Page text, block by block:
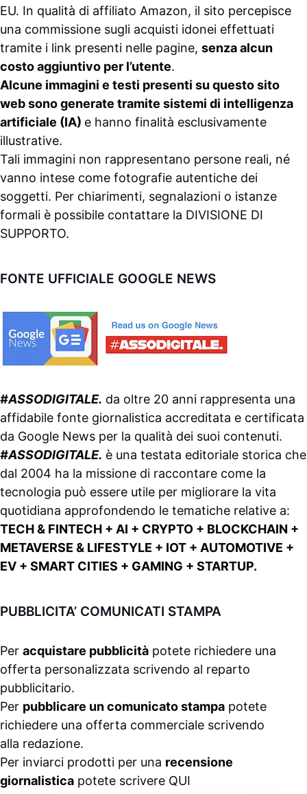
EU. In qualità di affiliato Amazon, il sito percepisce
una commissione sugli acquisti idonei effettuati
tramite i link presenti nelle pagine, senza alcun
costo aggiuntivo per l’utente.
Alcune immagini e testi presenti su questo sito
web sono generate tramite sistemi di intelligenza
artificiale (IA) e hanno finalità esclusivamente
illustrative.
Tali immagini non rappresentano persone reali, né
vanno intese come fotografie autentiche dei
soggetti. Per chiarimenti, segnalazioni o istanze
formali è possibile contattare la DIVISIONE DI
SUPPORTO.
FONTE UFFICIALE GOOGLE NEWS
#ASSODIGITALE. da oltre 20 anni rappresenta una
affidabile fonte giornalistica accreditata e certificata
da Google News per la qualità dei suoi contenuti.
#ASSODIGITALE. è una testata editoriale storica che
dal 2004 ha la missione di raccontare come la
tecnologia può essere utile per migliorare la vita
quotidiana approfondendo le tematiche relative a:
TECH & FINTECH + AI + CRYPTO + BLOCKCHAIN +
METAVERSE & LIFESTYLE + IOT + AUTOMOTIVE +
EV + SMART CITIES + GAMING + STARTUP.
PUBBLICITA’ COMUNICATI STAMPA
Per acquistare pubblicità potete richiedere una
offerta personalizzata scrivendo al reparto
pubblicitario.
Per pubblicare un comunicato stampa potete
richiedere una offerta commerciale scrivendo
alla redazione.
Per inviarci prodotti per una recensione
giornalistica potete scrivere QUI